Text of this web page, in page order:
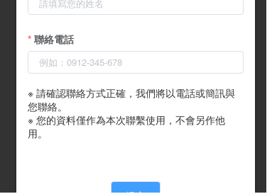
聯絡電話
※ 請確認聯絡方式正確，我們將以電話或簡訊與
您聯絡。
※ 您的資料僅作為本次聯繫使用，不會另作他
用。